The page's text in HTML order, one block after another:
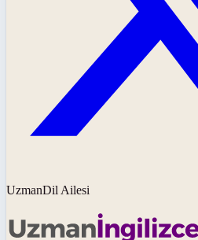
UzmanDil Ailesi